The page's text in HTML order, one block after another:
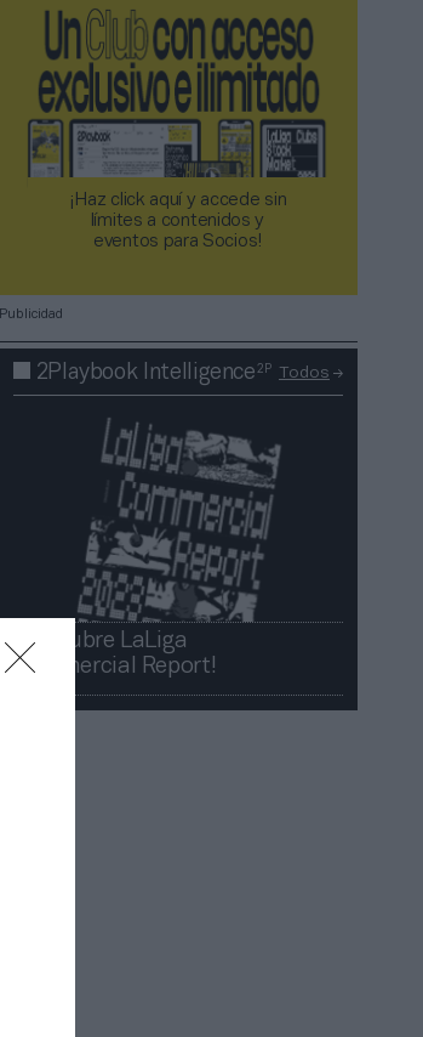
¡Haz click aquí y accede sin
límites a contenidos y
eventos para Socios!​​​​​​​
Publicidad
2Playbook Intelligence2P Todos
¡Descubre LaLiga
Commercial Report!​​